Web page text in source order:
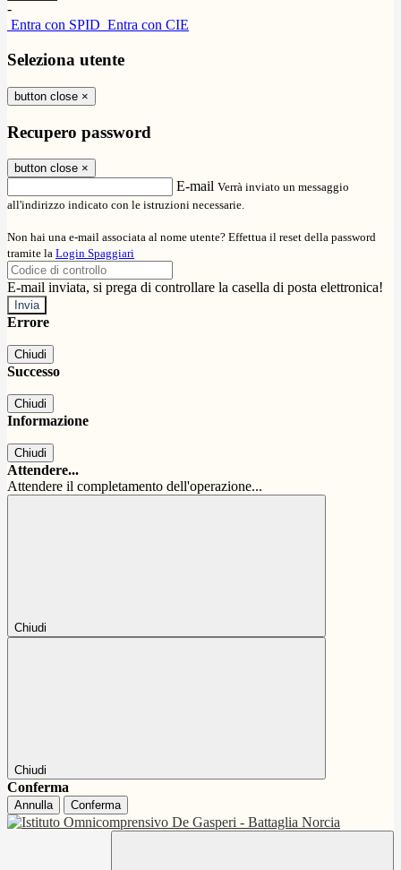
-
Entra con SPID Entra con CIE
Seleziona utente
button close ×
Recupero password
button close ×
E-mail Verrà inviato un messaggio
all'indirizzo indicato con le istruzioni necessarie.
Non hai una e-mail associata al nome utente? Effettua il reset della password
tramite la Login Spaggiari
E-mail inviata, si prega di controllare la casella di posta elettronica!
Errore
Chiudi
Successo
Chiudi
Informazione
Chiudi
Attendere...
Attendere il completamento dell'operazione...
Chiudi
Chiudi
Conferma
Annulla Conferma